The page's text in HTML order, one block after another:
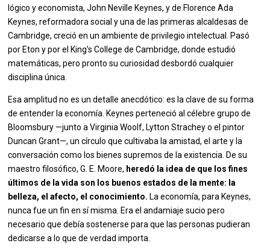
lógico y economista, John Neville Keynes, y de Florence Ada
Keynes, reformadora social y una de las primeras alcaldesas de
Cambridge, creció en un ambiente de privilegio intelectual. Pasó
por Eton y por el King's College de Cambridge, donde estudió
matemáticas, pero pronto su curiosidad desbordó cualquier
disciplina única.
Esa amplitud no es un detalle anecdótico: es la clave de su forma
de entender la economía. Keynes perteneció al célebre grupo de
Bloomsbury —junto a Virginia Woolf, Lytton Strachey o el pintor
Duncan Grant—, un círculo que cultivaba la amistad, el arte y la
conversación como los bienes supremos de la existencia. De su
maestro filosófico, G. E. Moore, heredó la idea de que los fines
últimos de la vida son los buenos estados de la mente: la
belleza, el afecto, el conocimiento. La economía, para Keynes,
nunca fue un fin en sí misma. Era el andamiaje sucio pero
necesario que debía sostenerse para que las personas pudieran
dedicarse a lo que de verdad importa.